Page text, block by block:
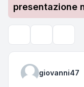
presentazione
giovanni47